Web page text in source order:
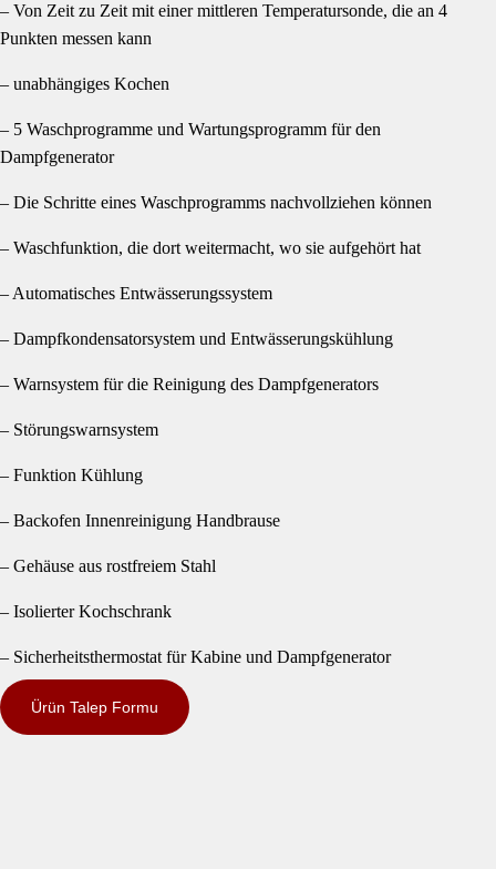
– Von Zeit zu Zeit mit einer mittleren Temperatursonde, die an 4
Punkten messen kann
– unabhängiges Kochen
– 5 Waschprogramme und Wartungsprogramm für den
Dampfgenerator
– Die Schritte eines Waschprogramms nachvollziehen können
– Waschfunktion, die dort weitermacht, wo sie aufgehört hat
– Automatisches Entwässerungssystem
– Dampfkondensatorsystem und Entwässerungskühlung
– Warnsystem für die Reinigung des Dampfgenerators
– Störungswarnsystem
– Funktion Kühlung
– Backofen Innenreinigung Handbrause
– Gehäuse aus rostfreiem Stahl
– Isolierter Kochschrank
– Sicherheitsthermostat für Kabine und Dampfgenerator
Ürün Talep Formu